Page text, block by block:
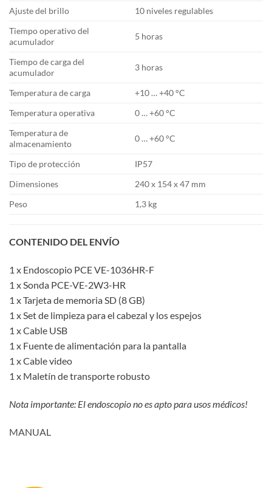
Ajuste del brillo
10 niveles regulables
Tiempo operativo del
acumulador
5 horas
Tiempo de carga del
acumulador
3 horas
Temperatura de carga
+10 … +40 °C
Temperatura operativa
0 … +60 °C
Temperatura de
almacenamiento
0 … +60 °C
Tipo de protección
IP57
Dimensiones
240 x 154 x 47 mm
Peso
1,3 kg
CONTENIDO DEL ENVÍO
1 x Endoscopio PCE VE-1036HR-F
1 x Sonda PCE-VE-2W3-HR
1 x Tarjeta de memoria SD (8 GB)
1 x Set de limpieza para el cabezal y los espejos
1 x Cable USB
1 x Fuente de alimentación para la pantalla
1 x Cable video
1 x Maletín de transporte robusto
Nota importante: El endoscopio no es apto para usos médicos!
MANUAL